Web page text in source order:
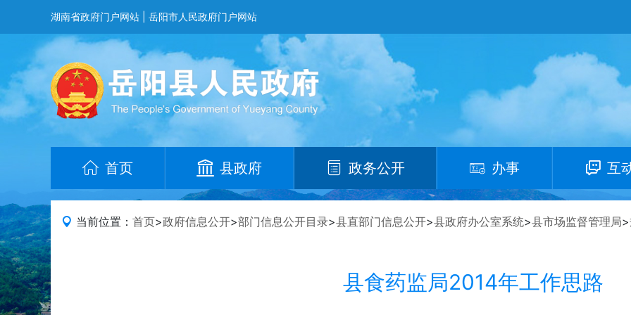
湖南省政府门户网站 岳阳市人民政府门户网站
首页 县政府 政务公开 办事 互
当前位置： 首页>政府信息公开>部门信息公开目录>县直部门信息公开>县政府办公室系统>县市场监督管理局>
县食药监局2014年工作思路